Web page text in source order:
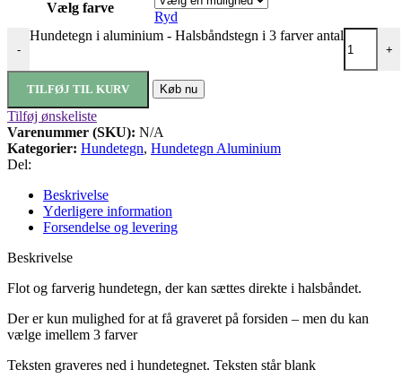
Vælg farve
Ryd
-
Hundetegn i aluminium - Halsbåndstegn i 3 farver antal
+
TILFØJ TIL KURV Køb nu
Tilføj ønskeliste
Varenummer (SKU): N/A
Kategorier: Hundetegn, Hundetegn Aluminium
Del:
Beskrivelse
Yderligere information
Forsendelse og levering
Beskrivelse
Flot og farverig hundetegn, der kan sættes direkte i halsbåndet.
Der er kun mulighed for at få graveret på forsiden – men du kan
vælge imellem 3 farver
Teksten graveres ned i hundetegnet. Teksten står blank